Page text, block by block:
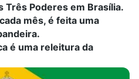
Três Poderes em Brasília.
mês, é feita uma
é uma releitura da